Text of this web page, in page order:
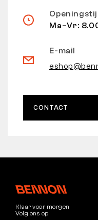
Ma–Vr:
E-mail
CONTACT
Klaar voor morgen
Volg ons op